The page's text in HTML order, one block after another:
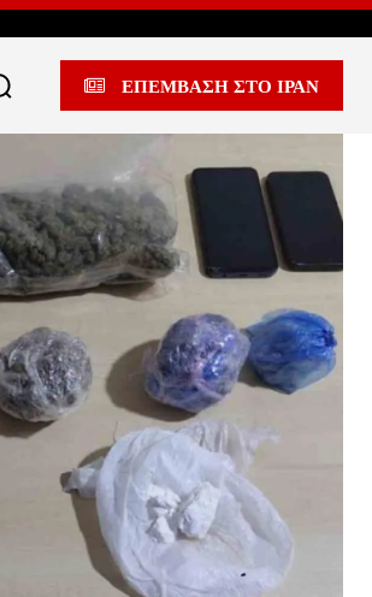
ΕΠΕΜΒΑΣΗ ΣΤΟ ΙΡΑΝ